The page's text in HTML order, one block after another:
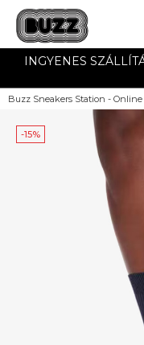
INGYENES
Buzz Sneakers Station -
-15%